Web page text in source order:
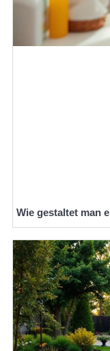
Wie gestaltet man